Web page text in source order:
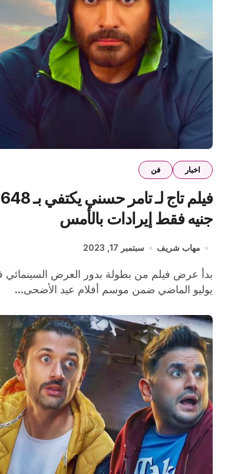
اخبار فن
فيلم تاج لـ تامر حسني يكتفي بـ 648
جنيه فقط إيرادات بالأمس
مهاب شريف سبتمبر 17, 2023
بدأ عرض فيلم من بطولة بدور العرض السينمائي في
يوليو الماضي ضمن موسم أفلام عيد الأضحى...